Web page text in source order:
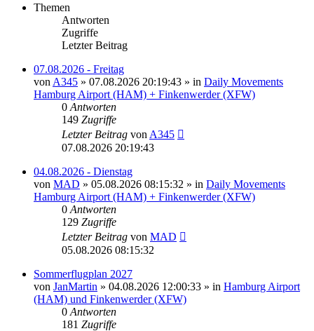
Themen
Antworten
Zugriffe
Letzter Beitrag
07.08.2026 - Freitag
von A345 » 07.08.2026 20:19:43 » in Daily Movements
Hamburg Airport (HAM) + Finkenwerder (XFW)
0 Antworten
149 Zugriffe
Letzter Beitrag von A345
07.08.2026 20:19:43
04.08.2026 - Dienstag
von MAD » 05.08.2026 08:15:32 » in Daily Movements
Hamburg Airport (HAM) + Finkenwerder (XFW)
0 Antworten
129 Zugriffe
Letzter Beitrag von MAD
05.08.2026 08:15:32
Sommerflugplan 2027
von JanMartin » 04.08.2026 12:00:33 » in Hamburg Airport
(HAM) und Finkenwerder (XFW)
0 Antworten
181 Zugriffe